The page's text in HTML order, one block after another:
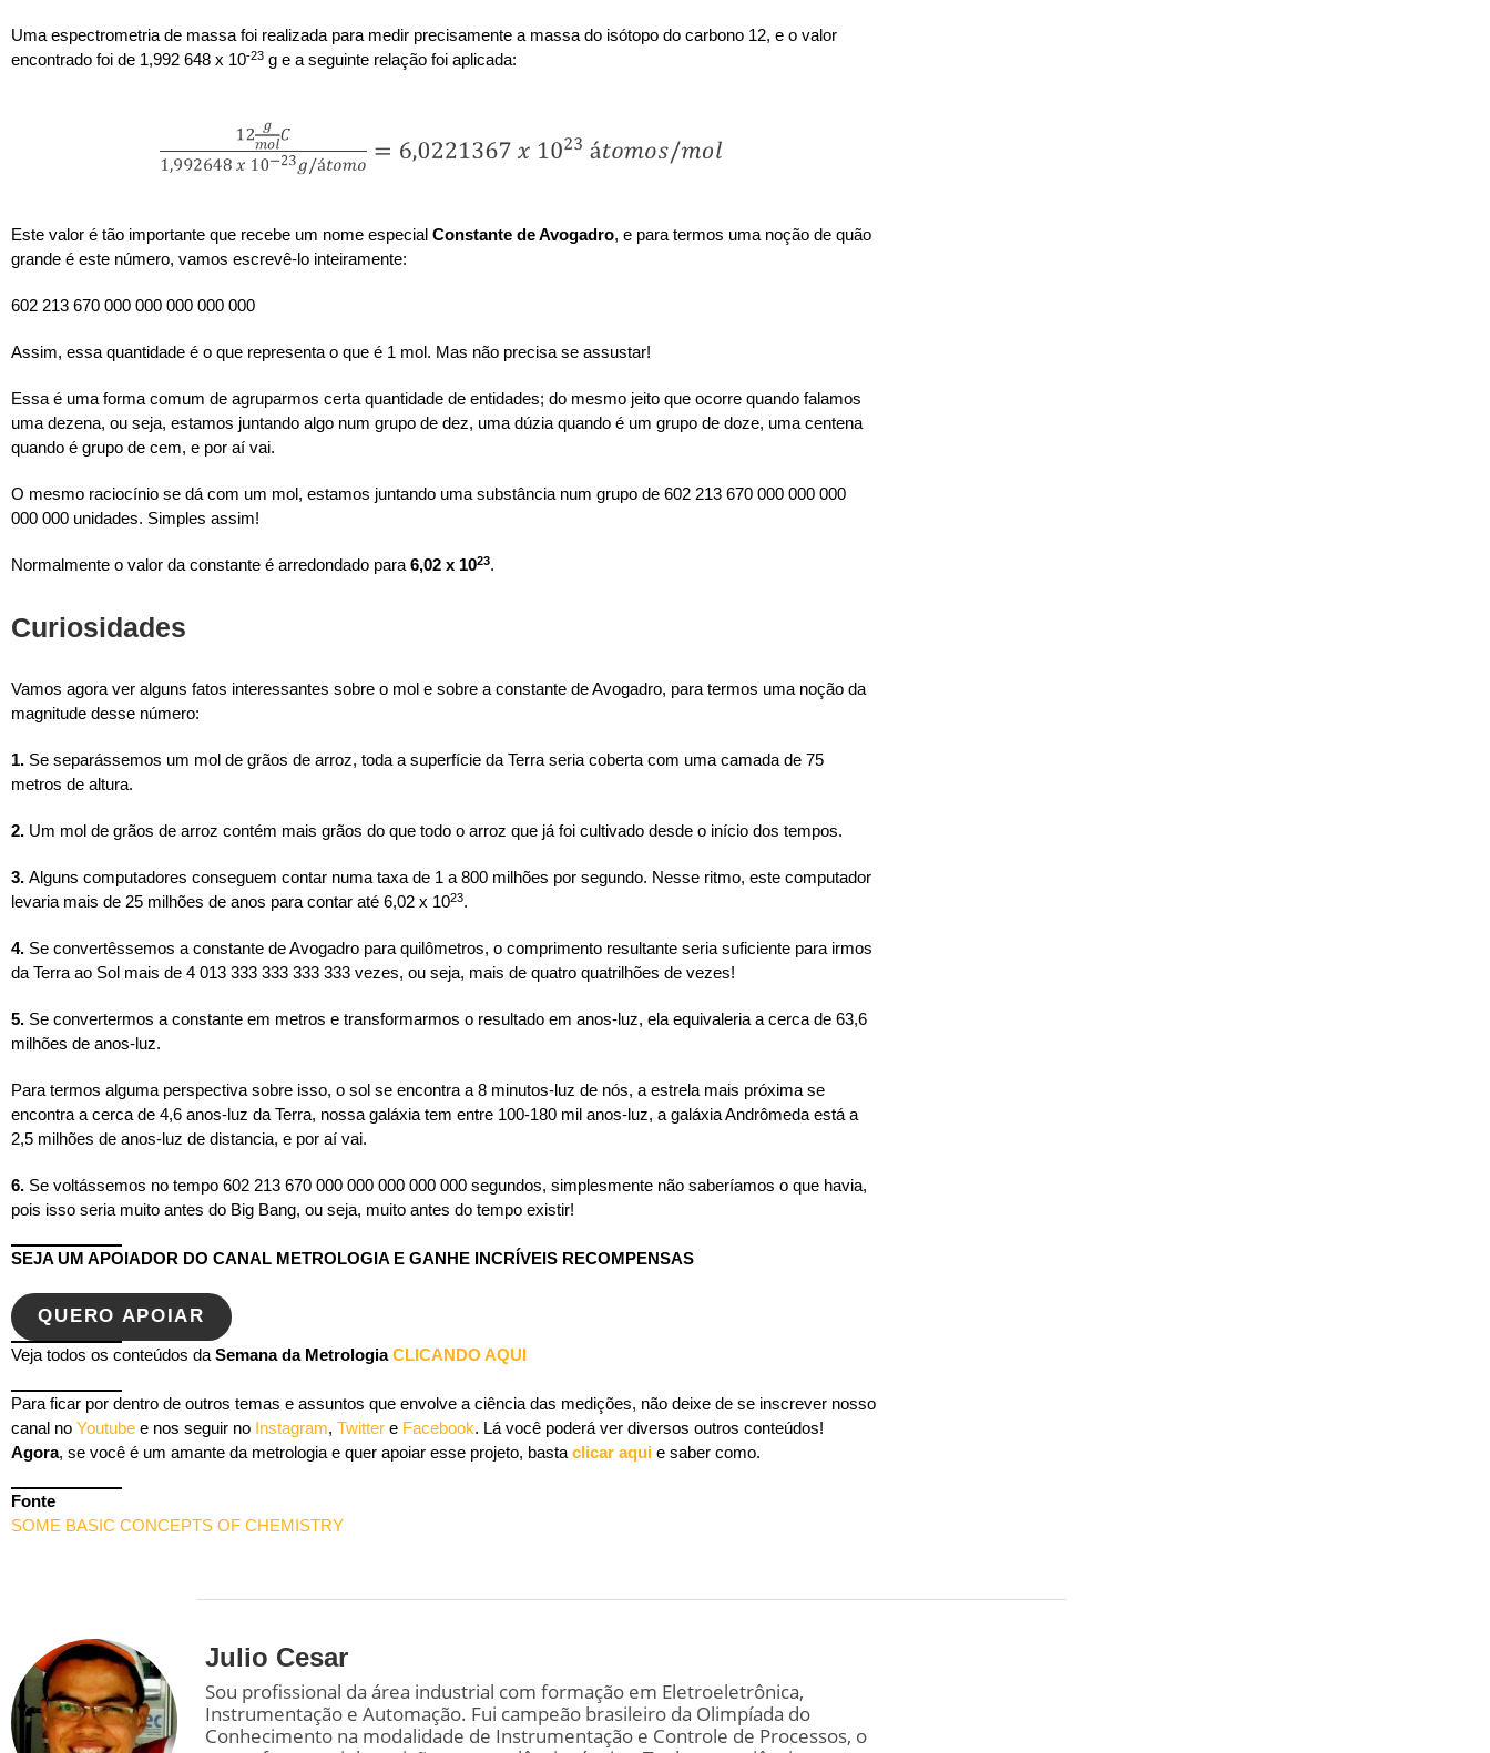
Uma espectrometria de massa foi realizada para medir precisamente a massa do isótopo do carbono 12, e o valor
encontrado foi de 1,992 648 x 10-23 g e a seguinte relação foi aplicada:
Este valor é tão importante que recebe um nome especial Constante de Avogadro, e para termos uma noção de quão
grande é este número, vamos escrevê-lo inteiramente:
602 213 670 000 000 000 000 000
Assim, essa quantidade é o que representa o que é 1 mol. Mas não precisa se assustar!
Essa é uma forma comum de agruparmos certa quantidade de entidades; do mesmo jeito que ocorre quando falamos
uma dezena, ou seja, estamos juntando algo num grupo de dez, uma dúzia quando é um grupo de doze, uma centena
quando é grupo de cem, e por aí vai.
O mesmo raciocínio se dá com um mol, estamos juntando uma substância num grupo de 602 213 670 000 000 000
000 000 unidades. Simples assim!
Normalmente o valor da constante é arredondado para 6,02 x 1023.
Curiosidades
Vamos agora ver alguns fatos interessantes sobre o mol e sobre a constante de Avogadro, para termos uma noção da
magnitude desse número:
1. Se separássemos um mol de grãos de arroz, toda a superfície da Terra seria coberta com uma camada de 75
metros de altura.
2. Um mol de grãos de arroz contém mais grãos do que todo o arroz que já foi cultivado desde o início dos tempos.
3. Alguns computadores conseguem contar numa taxa de 1 a 800 milhões por segundo. Nesse ritmo, este computador
levaria mais de 25 milhões de anos para contar até 6,02 x 1023.
4. Se convertêssemos a constante de Avogadro para quilômetros, o comprimento resultante seria suficiente para irmos
da Terra ao Sol mais de 4 013 333 333 333 333 vezes, ou seja, mais de quatro quatrilhões de vezes!
5. Se convertermos a constante em metros e transformarmos o resultado em anos-luz, ela equivaleria a cerca de 63,6
milhões de anos-luz.
Para termos alguma perspectiva sobre isso, o sol se encontra a 8 minutos-luz de nós, a estrela mais próxima se
encontra a cerca de 4,6 anos-luz da Terra, nossa galáxia tem entre 100-180 mil anos-luz, a galáxia Andrômeda está a
2,5 milhões de anos-luz de distancia, e por aí vai.
6. Se voltássemos no tempo 602 213 670 000 000 000 000 000 segundos, simplesmente não saberíamos o que havia,
pois isso seria muito antes do Big Bang, ou seja, muito antes do tempo existir!
SEJA UM APOIADOR DO CANAL METROLOGIA E GANHE INCRÍVEIS RECOMPENSAS
QUERO APOIAR
Veja todos os conteúdos da Semana da Metrologia CLICANDO AQUI
Para ficar por dentro de outros temas e assuntos que envolve a ciência das medições, não deixe de se inscrever nosso
canal no Youtube e nos seguir no Instagram, Twitter e Facebook. Lá você poderá ver diversos outros conteúdos!
Agora, se você é um amante da metrologia e quer apoiar esse projeto, basta clicar aqui e saber como.
Fonte
SOME BASIC CONCEPTS OF CHEMISTRY
Julio Cesar
Sou profissional da área industrial com formação em Eletroeletrônica,
Instrumentação e Automação. Fui campeão brasileiro da Olimpíada do
Conhecimento na modalidade de Instrumentação e Controle de Processos, o